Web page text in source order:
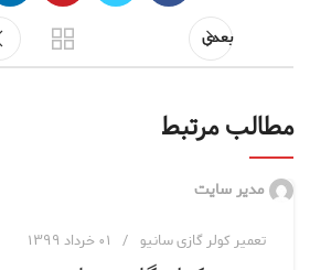
بعدی
مطالب مرتبط
مدیر سایت
تعمیر کولر گازی سانیو ۰۱ خرداد ۱۳۹۹